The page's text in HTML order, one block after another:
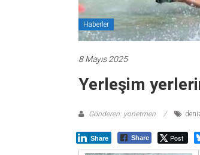
Haberler
8 Mayıs 2025
Yerleşim
Gönderen: yonetmen
Share Share Post